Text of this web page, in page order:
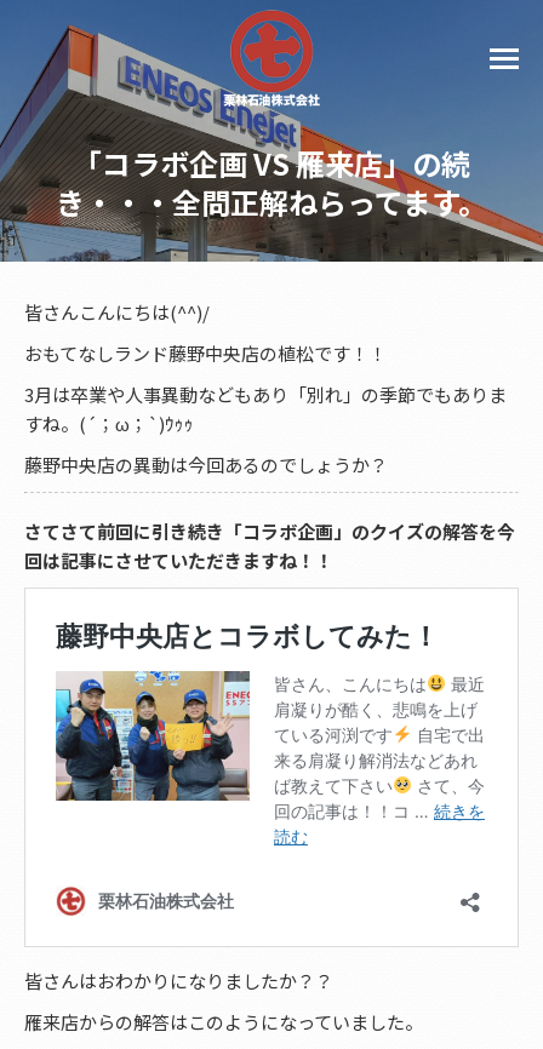
「コラボ企画 VS 雁来店」の続
き・・・全問正解ねらってます。
皆さんこんにちは(^^)/
おもてなしランド藤野中央店の植松です！！
3月は卒業や人事異動などもあり「別れ」の季節でもありま
すね。(´；ω；`)ｳｩｩ
藤野中央店の異動は今回あるのでしょうか？
さてさて前回に引き続き「コラボ企画」のクイズの解答を今
回は記事にさせていただきますね！！
皆さんはおわかりになりましたか？？
雁来店からの解答はこのようになっていました。